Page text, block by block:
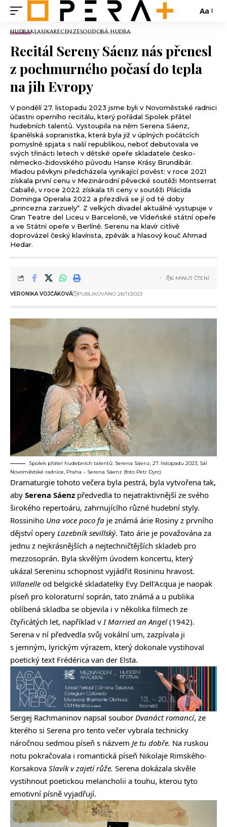
Aa
HUDBAKLASIKARECENZESOUDOBÁ HUDBA
Recitál Sereny Sáenz nás přenesl
z pochmurného počasí do tepla
na jih Evropy
V pondělí 27. listopadu 2023 jsme byli v Novoměstské radnici
účastni operního recitálu, který pořádal Spolek přátel
hudebních talentů. Vystoupila na něm Serena Sáenz,
španělská sopranistka, která byla již v úplných počátcích
pomyslně spjata s naší republikou, neboť debutovala ve
svých třinácti letech v dětské opeře skladatele česko-
německo-židovského původu Hanse Krásy Brundibár.
Mladou pěvkyni předcházela vynikající pověst: v roce 2021
získala první cenu v Mezinárodní pěvecké soutěži Montserrat
Caballé, v roce 2022 získala tři ceny v soutěži Plácida
Dominga Operalia 2022 a přezdívá se jí od té doby
„princezna zarzuely“. Z velkých divadel aktuálně vystupuje v
Gran Teatre del Liceu v Barceloně, ve Vídeňské státní opeře
a ve Státní opeře v Berlíně. Serenu na klavír citlivě
doprovázel český klavírista, zpěvák a hlasový kouč Ahmad
Hedar.
VERONIKA VOJČÁKOVÁ PUBLIKOVÁNO 28/11/2023
6 MINUT ČTENÍ
Spolek přátel hudebních talentů: Serena Sáenz, 27. listopadu 2023, Sál
Novoměstské radnice, Praha – Serena Sáenz (foto Petr Dyrc)
Dramaturgie tohoto večera byla pestrá, byla vytvořena tak,
aby Serena Sáenz předvedla to nejatraktivnější ze svého
širokého repertoáru, zahrnujícího různé hudební styly.
Rossiniho Una voce poco fa je známá árie Rosiny z prvního
dějství opery Lazebník sevillský. Tato árie je považována za
jednu z nejkrásnějších a nejtechničtějších skladeb pro
mezzosoprán. Byla skvělým úvodem koncertu, který
ukázal Sereninu schopnost vyjádřit Rosininu hravost.
Villanelle od belgické skladatelky Evy Dell’Acqua je naopak
píseň pro koloraturní soprán, tato známá a u publika
oblíbená skladba se objevila i v několika filmech ze
čtyřicátých let, například vI Married an Angel (1942).
Serena v ní předvedla svůj vokální um, zazpívala ji
s jemným, lyrickým výrazem, který dokonale vystihoval
poetický text Frédérica van der Elsta.
Sergej Rachmaninov napsal soubor Dvanáct romancí, ze
kterého si Serena pro tento večer vybrala technicky
náročnou sedmou píseň s názvem Je tu dobře. Na ruskou
notu pokračovala i romantická píseň Nikolaje Rimského-
Korsakova Slavík v zajetí růže. Serena dokázala skvěle
vystihnout poetickou melancholii a touhu, kterou tyto
emotivní písně vyjadřují.